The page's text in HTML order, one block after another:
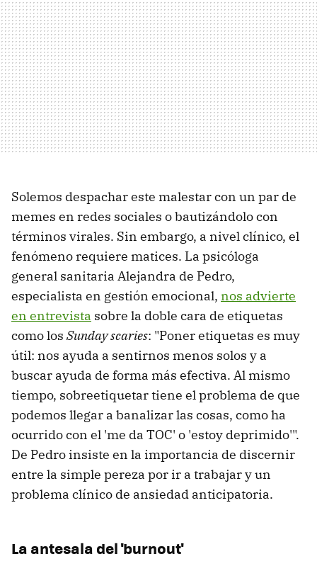
Solemos despachar este malestar con un par de
memes en redes sociales o bautizándolo con
términos virales. Sin embargo, a nivel clínico, el
fenómeno requiere matices. La psicóloga
general sanitaria Alejandra de Pedro,
especialista en gestión emocional, nos advierte
en entrevista sobre la doble cara de etiquetas
como los Sunday scaries: "Poner etiquetas es muy
útil: nos ayuda a sentirnos menos solos y a
buscar ayuda de forma más efectiva. Al mismo
tiempo, sobreetiquetar tiene el problema de que
podemos llegar a banalizar las cosas, como ha
ocurrido con el 'me da TOC' o 'estoy deprimido'".
De Pedro insiste en la importancia de discernir
entre la simple pereza por ir a trabajar y un
problema clínico de ansiedad anticipatoria.
La antesala del 'burnout'